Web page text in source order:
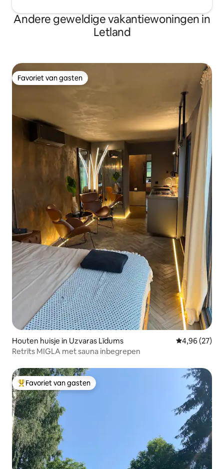
Andere geweldige vakantiewoningen in
Letland
Favoriet van gasten
Favoriet van gasten
Houten huisje in Uzvaras Līdums Gemiddelde
4,96 (27)
Retrīts MIGLA met sauna inbegrepen
Topfavoriet van gasten
Favoriet van gasten